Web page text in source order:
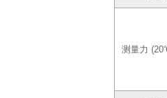
测量力